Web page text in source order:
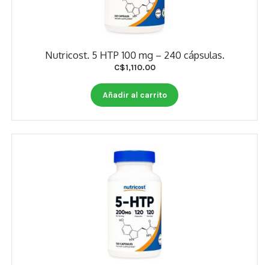
Nutricost. 5 HTP 100 mg – 240 cápsulas.
C$1,110.00
Añadir al carrito